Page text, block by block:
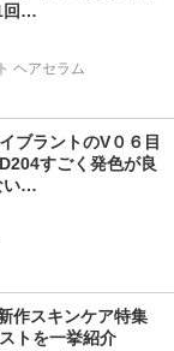
回…
ヘアセラム
ブラントのV０６目
すごく発色が良
い…
作スキンケア特集
トを一挙紹介